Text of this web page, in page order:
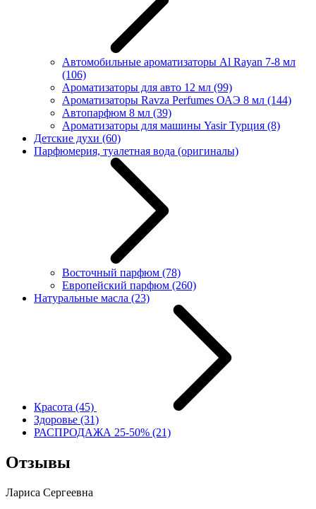
Автомобильные ароматизаторы Al Rayan 7-8 мл
(106)
Ароматизаторы для авто 12 мл (99)
Ароматизаторы Ravza Perfumes ОАЭ 8 мл (144)
Автопарфюм 8 мл (39)
Ароматизаторы для машины Yasir Турция (8)
Детские духи (60)
Парфюмерия, туалетная вода (оригиналы)
Восточный парфюм (78)
Европейский парфюм (260)
Натуральные масла (23)
Красота (45)
Здоровье (31)
РАСПРОДАЖА 25-50% (21)
Отзывы
Лариса Сергеевна